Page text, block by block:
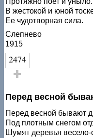
В жестокой и юной
Ее чудотворная сила.
Слепнево
1915
2474
Перед весной
Перед весной бывают
Под плотным снегом
Шумят деревья весело-